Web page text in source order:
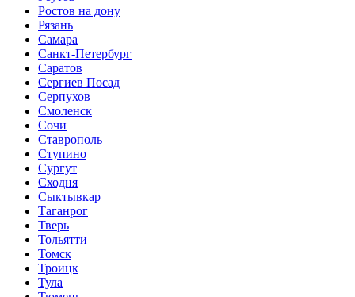
Ростов на дону
Рязань
Самара
Санкт-Петербург
Саратов
Сергиев Посад
Серпухов
Смоленск
Сочи
Ставрополь
Ступино
Сургут
Сходня
Сыктывкар
Таганрог
Тверь
Тольятти
Томск
Троицк
Тула